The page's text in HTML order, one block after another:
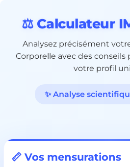
⚖️ Calculateur
Analysez précisément
Corporelle avec des conseils
votre profil
✨ Analyse
📏 Vos mensurations